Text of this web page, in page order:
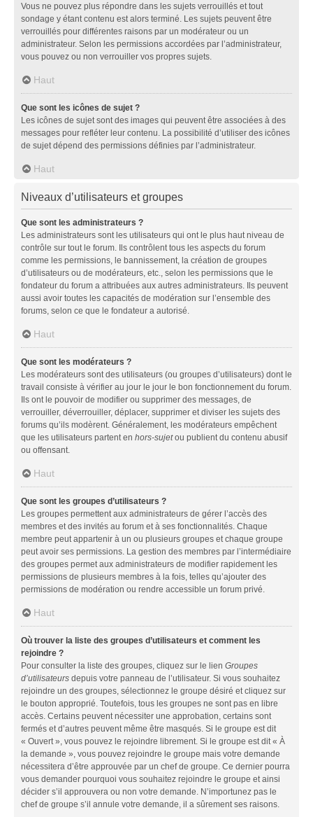
Vous ne pouvez plus répondre dans les sujets verrouillés et tout
sondage y étant contenu est alors terminé. Les sujets peuvent être
verrouillés pour différentes raisons par un modérateur ou un
administrateur. Selon les permissions accordées par l’administrateur,
vous pouvez ou non verrouiller vos propres sujets.
Haut
Que sont les icônes de sujet ?
Les icônes de sujet sont des images qui peuvent être associées à des
messages pour refléter leur contenu. La possibilité d’utiliser des icônes
de sujet dépend des permissions définies par l’administrateur.
Haut
Niveaux d’utilisateurs et groupes
Que sont les administrateurs ?
Les administrateurs sont les utilisateurs qui ont le plus haut niveau de
contrôle sur tout le forum. Ils contrôlent tous les aspects du forum
comme les permissions, le bannissement, la création de groupes
d’utilisateurs ou de modérateurs, etc., selon les permissions que le
fondateur du forum a attribuées aux autres administrateurs. Ils peuvent
aussi avoir toutes les capacités de modération sur l’ensemble des
forums, selon ce que le fondateur a autorisé.
Haut
Que sont les modérateurs ?
Les modérateurs sont des utilisateurs (ou groupes d’utilisateurs) dont le
travail consiste à vérifier au jour le jour le bon fonctionnement du forum.
Ils ont le pouvoir de modifier ou supprimer des messages, de
verrouiller, déverrouiller, déplacer, supprimer et diviser les sujets des
forums qu’ils modèrent. Généralement, les modérateurs empêchent
que les utilisateurs partent en hors-sujetou publient du contenu abusif
ou offensant.
Haut
Que sont les groupes d’utilisateurs ?
Les groupes permettent aux administrateurs de gérer l’accès des
membres et des invités au forum et à ses fonctionnalités. Chaque
membre peut appartenir à un ou plusieurs groupes et chaque groupe
peut avoir ses permissions. La gestion des membres par l’intermédiaire
des groupes permet aux administrateurs de modifier rapidement les
permissions de plusieurs membres à la fois, telles qu’ajouter des
permissions de modération ou rendre accessible un forum privé.
Haut
Où trouver la liste des groupes d’utilisateurs et comment les
rejoindre ?
Pour consulter la liste des groupes, cliquez sur le lien Groupes
d’utilisateurs depuis votre panneau de l’utilisateur. Si vous souhaitez
rejoindre un des groupes, sélectionnez le groupe désiré et cliquez sur
le bouton approprié. Toutefois, tous les groupes ne sont pas en libre
accès. Certains peuvent nécessiter une approbation, certains sont
fermés et d’autres peuvent même être masqués. Si le groupe est dit
« Ouvert », vous pouvez le rejoindre librement. Si le groupe est dit « À
la demande », vous pouvez rejoindre le groupe mais votre demande
nécessitera d’être approuvée par un chef de groupe. Ce dernier pourra
vous demander pourquoi vous souhaitez rejoindre le groupe et ainsi
décider s’il approuvera ou non votre demande. N’importunez pas le
chef de groupe s’il annule votre demande, il a sûrement ses raisons.